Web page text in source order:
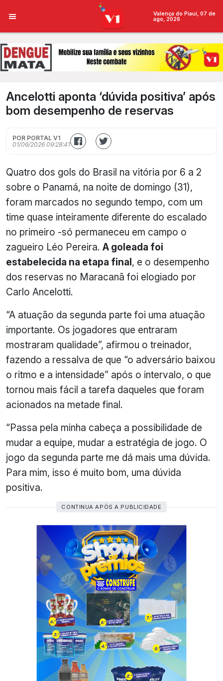
Valença do Piauí, 07 de
ago, 2026
Ancelotti aponta ‘dúvida positiva’ após
bom desempenho de reservas
POR PORTAL V1
01/06/2026 09:28:41
Quatro dos gols do Brasil na vitória por 6 a 2
sobre o Panamá, na noite de domingo (31),
foram marcados no segundo tempo, com um
time quase inteiramente diferente do escalado
no primeiro -só permaneceu em campo o
zagueiro Léo Pereira. A goleada foi
estabelecida na etapa final, e o desempenho
dos reservas no Maracanã foi elogiado por
Carlo Ancelotti.
“A atuação da segunda parte foi uma atuação
importante. Os jogadores que entraram
mostraram qualidade”, afirmou o treinador,
fazendo a ressalva de que “o adversário baixou
o ritmo e a intensidade” após o intervalo, o que
tornou mais fácil a tarefa daqueles que foram
acionados na metade final.
“Passa pela minha cabeça a possibilidade de
mudar a equipe, mudar a estratégia de jogo. O
jogo da segunda parte me dá mais uma dúvida.
Para mim, isso é muito bom, uma dúvida
positiva.
CONTINUA APÓS A PUBLICIDADE